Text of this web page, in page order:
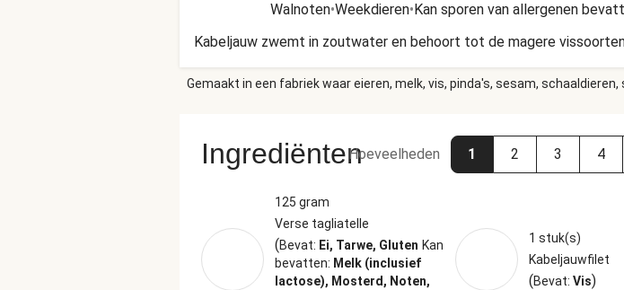
Walnoten•Weekdieren•Kan sporen van allergenen
Kabeljauw zwemt in zoutwater en behoort tot de magere
Gemaakt in een fabriek waar eieren, melk, vis, pinda's, sesam,
IngrediëntenHoeveelheden 1 2 3 4
125 gram
Verse tagliatelle
(Bevat: Ei, Tarwe, Gluten Kan
bevatten: Melk (inclusief
lactose), Mosterd, Noten,
1 stuk(s)
Kabeljauwfilet
(Bevat: Vis)